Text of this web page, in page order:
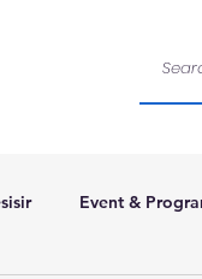
Event &